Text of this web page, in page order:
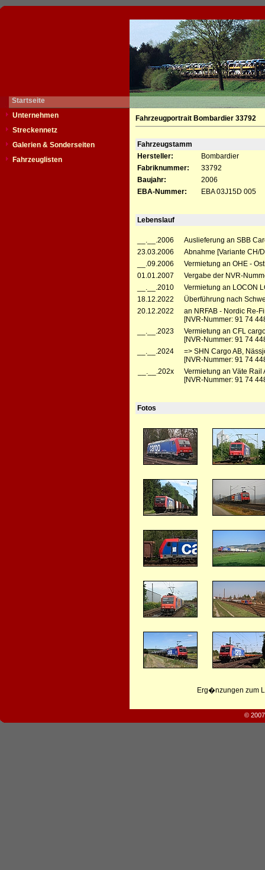
Startseite
Unternehmen
Streckennetz
Galerien & Sonderseiten
Fahrzeuglisten
Fahrzeugportrait Bombardier 33792
Fahrzeugstamm
Hersteller:
Bombardier
Fabriknummer:
33792
Baujahr:
2006
EBA-Nummer:
EBA 03J15D 005
Lebenslauf
__.__.2006
Auslieferung an SBB
23.03.2006
Abnahme [Variante CH/
__.09.2006
Vermietung an OHE -
01.01.2007
Vergabe der NVR-
__.__.2010
Vermietung an LOCON
18.12.2022
Überführung nach
20.12.2022
an NRFAB - Nordic Re-
[NVR-Nummer: 91 74
__.__.2023
Vermietung an CFL
[NVR-Nummer: 91 74
__.__.2024
=> SHN Cargo AB,
[NVR-Nummer: 91 74
__.__.202x
Vermietung an Väte Rail
[NVR-Nummer: 91 74
Fotos
Erg�nzungen zum
©